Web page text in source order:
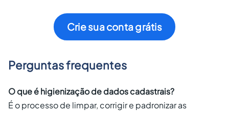
Crie sua conta grátis
Perguntas frequentes
O que é higienização de dados cadastrais?
É o processo de limpar, corrigir e padronizar as